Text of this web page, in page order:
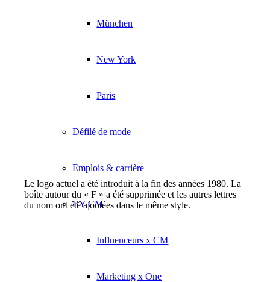
München
New York
Paris
Défilé de mode
Emplois & carrière
BY CM
Influenceurs x CM
Marketing x One
Le logo actuel a été introduit à la fin des années 1980. La
boîte autour du « F » a été supprimée et les autres lettres
du nom ont été ajoutées dans le même style.